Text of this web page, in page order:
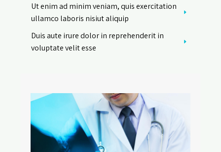
Ut enim ad minim veniam, quis exercitation
ullamco laboris nisiut aliquip
Duis aute irure dolor in reprehenderit in
voluptate velit esse